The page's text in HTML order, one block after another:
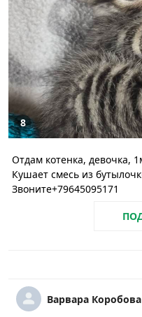
8
Отдам котенка, девочка,
Кушает смесь из
Звоните+79645095171
Варвара Коробова